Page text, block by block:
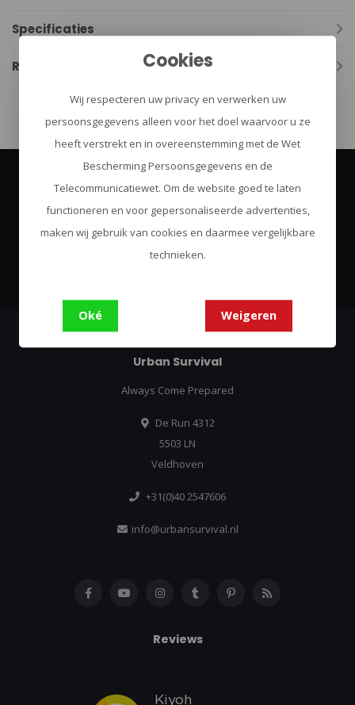
Specificaties
Reviews
Abonneer je op onze nieuwsbrief
Blijf op de hoogte over onze laatste acties
Urban Survival
Always Come Prepared
De Run 4312
5503 LN
Veldhoven
+31(0)40 2547606
info@urbansurvival.nl
Reviews
Cookies
Wij respecteren uw privacy en verwerken uw
persoonsgegevens alleen voor het doel waarvoor u ze
heeft verstrekt en in overeenstemming met de Wet
Bescherming Persoonsgegevens en de
Telecommunicatiewet. Om de website goed te laten
functioneren en voor gepersonaliseerde advertenties,
maken wij gebruik van cookies en daarmee vergelijkbare
technieken.
Oké Weigeren